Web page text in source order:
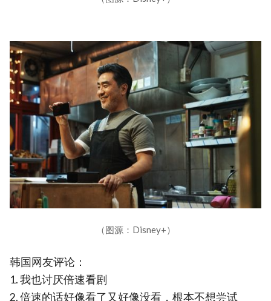
（图源：Disney+）
韩国网友评论：
1. 我也讨厌倍速看剧
2. 倍速的话好像看了又好像没看，根本不想尝试